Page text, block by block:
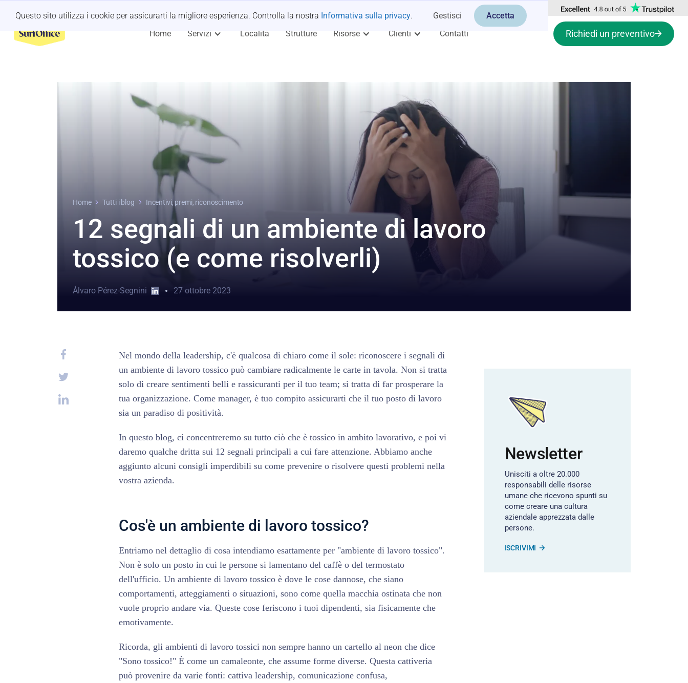
Questo sito utilizza i cookie per assicurarti la migliore esperienza. Controlla la nostra Informativa sulla privacy. Gestisci Accetta
Home Servizi Località Strutture Risorse Clienti Contatti Richiedi un preventivo
Home Tutti i blog Incentivi, premi, riconoscimento
12 segnali di un ambiente di lavoro
tossico (e come risolverli)
Álvaro Pérez-Segnini 27 ottobre 2023
Nel mondo della leadership, c'è qualcosa di chiaro come il sole: riconoscere i segnali di
un ambiente di lavoro tossico può cambiare radicalmente le carte in tavola. Non si tratta
solo di creare sentimenti belli e rassicuranti per il tuo team; si tratta di far prosperare la
tua organizzazione. Come manager, è tuo compito assicurarti che il tuo posto di lavoro
sia un paradiso di positività.
In questo blog, ci concentreremo su tutto ciò che è tossico in ambito lavorativo, e poi vi
daremo qualche dritta sui 12 segnali principali a cui fare attenzione. Abbiamo anche
aggiunto alcuni consigli imperdibili su come prevenire o risolvere questi problemi nella
vostra azienda.
Cos'è un ambiente di lavoro tossico?
Entriamo nel dettaglio di cosa intendiamo esattamente per "ambiente di lavoro tossico".
Non è solo un posto in cui le persone si lamentano del caffè o del termostato
dell'ufficio. Un ambiente di lavoro tossico è dove le cose dannose, che siano
comportamenti, atteggiamenti o situazioni, sono come quella macchia ostinata che non
vuole proprio andare via. Queste cose feriscono i tuoi dipendenti, sia fisicamente che
emotivamente.
Ricorda, gli ambienti di lavoro tossici non sempre hanno un cartello al neon che dice
"Sono tossico!" È come un camaleonte, che assume forme diverse. Questa cattiveria
può provenire da varie fonti: cattiva leadership, comunicazione confusa,
Newsletter
Unisciti a oltre 20.000
responsabili delle risorse
umane che ricevono spunti su
come creare una cultura
aziendale apprezzata dalle
persone.
ISCRIVIMI